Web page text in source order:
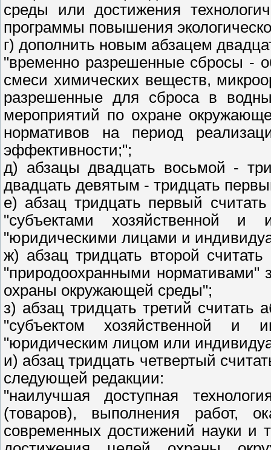
среды или достижения
программы повышения
г) дополнить новым абзацем
"временно разрешенные сбросы -
смеси химических веществ,
разрешенные для сброса в
мероприятий по охране
нормативов на период
эффективности;";
д) абзацы двадцать восьмой -
двадцать девятым - тридцать
е) абзац тридцать первый
"субъектами хозяйственной и
"юридическими лицами и
ж) абзац тридцать второй
"природоохранными нормативами"
охраны окружающей среды";
з) абзац тридцать третий
"субъектом хозяйственной и
"юридическим лицом или
и) абзац тридцать четвертый
следующей редакции:
"наилучшая доступная
(товаров), выполнения работ,
современных достижений науки и